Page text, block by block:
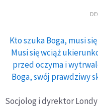
Kto szuka Boga, musi
Musi się wciąż
przed oczyma i
Boga, swój prawdziwy
Socjolog i dyrektor